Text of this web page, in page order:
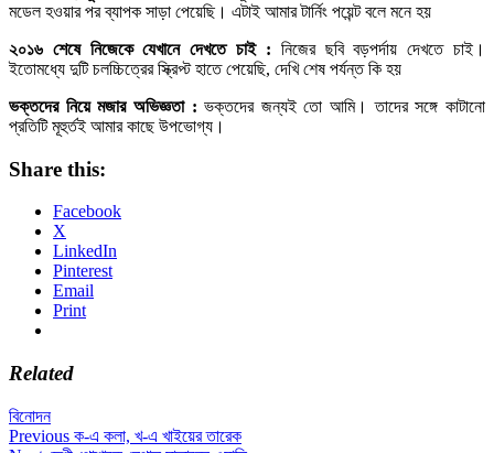
মডেল হওয়ার পর ব্যাপক সাড়া পেয়েছি। এটাই আমার টার্নিং পয়েন্ট বলে মনে হয়
২০১৬ শেষে নিজেকে যেখানে দেখতে চাই : নিজের ছবি বড়পর্দায় দেখতে চাই।
ইতোমধ্যে দুটি চলচ্চিত্রের স্ক্রিপ্ট হাতে পেয়েছি, দেখি শেষ পর্যন্ত কি হয়
ভক্তদের নিয়ে মজার অভিজ্ঞতা : ভক্তদের জন্যই তো আমি। তাদের সঙ্গে কাটানো
প্রতিটি মূহুর্তই আমার কাছে উপভোগ্য।
Share this:
Facebook
X
LinkedIn
Pinterest
Email
Print
Related
বিনোদন
Post
Previous Previous
ক-এ কলা, খ-এ খাইয়ের তারেক